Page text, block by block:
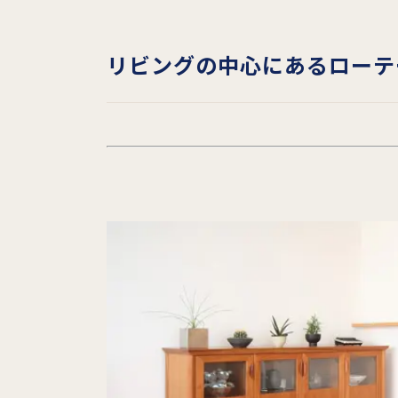
リビングの中心にあるロー